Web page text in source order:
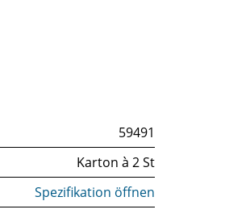
59491
Karton à 2 St
Spezifikation öffnen